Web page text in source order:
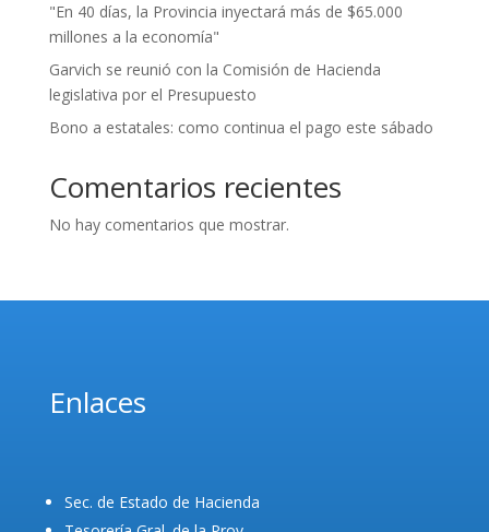
"En 40 días, la Provincia inyectará más de $65.000
millones a la economía"
Garvich se reunió con la Comisión de Hacienda
legislativa por el Presupuesto
Bono a estatales: como continua el pago este sábado
Comentarios recientes
No hay comentarios que mostrar.
Enlaces
Sec. de Estado de Hacienda